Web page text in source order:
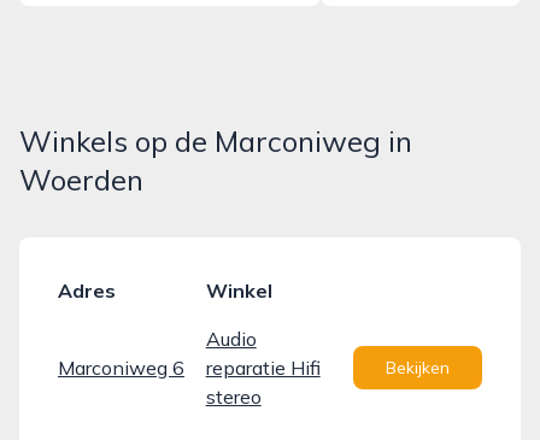
Winkels op de Marconiweg in
Woerden
Adres Winkel
Marconiweg 6
Audio
reparatie Hifi
stereo
Bekijken